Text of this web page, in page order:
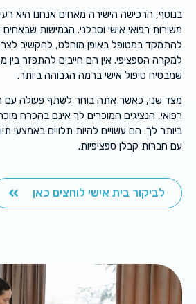
בנוסף, הרכישה הישירה מאחים אנחנו היא
משירות רפואי אישי וסבלני. הגמישות
להתמקד במטופל באופן מוחלט, להקשיב
למקרה הספציפי. אין הם חייבים להתפזר בין
שמבטיח טיפול אישי ברמה הגבוהה ביותר.
מצד שני, כאשר אתה בוחר לשתף פעולה עם
רפואי, הנציגים המוכרים לך אינם בהכרח
ביותר לך. הם עשויים להיות תלויים באמצעי
עם חברות קבלן ספציפיות.
לביקור בית אישי לוחצים כאן